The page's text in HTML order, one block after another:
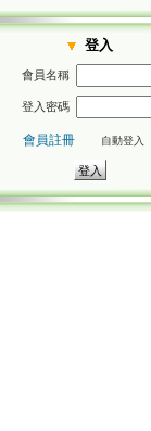
登入
會員名稱
登入密碼
會員註冊 自動登入